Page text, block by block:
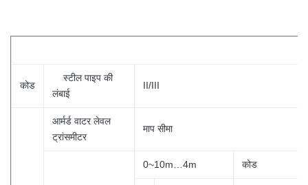
कोड
स्टील पाइप की
लंबाई
II/III
आर्मर्ड वाटर लेवल
ट्रांसमीटर
माप सीमा
0~10m…4m कोड